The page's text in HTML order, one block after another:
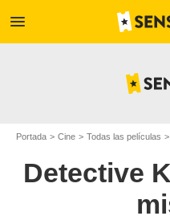
menu
Portada Cine Todas las películas
Detective